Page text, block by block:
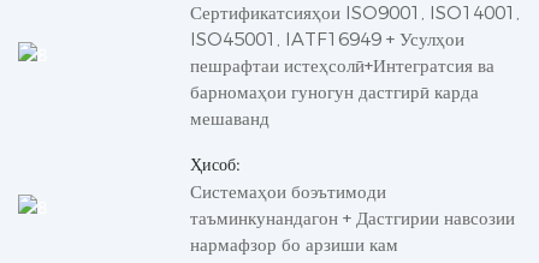
Сертификатсияҳои ISO9001, ISO14001,
ISO45001, IATF16949 + Усулҳои
пешрафтаи истеҳсолӣ+Интегратсия ва
барномаҳои гуногун дастгирӣ карда
мешаванд
Ҳисоб:
Системаҳои боэътимоди
таъминкунандагон + Дастгирии навсозии
нармафзор бо арзиши кам